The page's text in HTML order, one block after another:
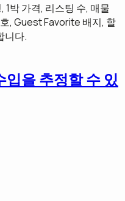
박 가격, 리스팅 수, 매물
, Guest Favorite 배지, 할
니다.
을 추정할 수 있